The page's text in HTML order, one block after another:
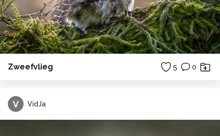
Zweefvlieg 5 0
V VidJa